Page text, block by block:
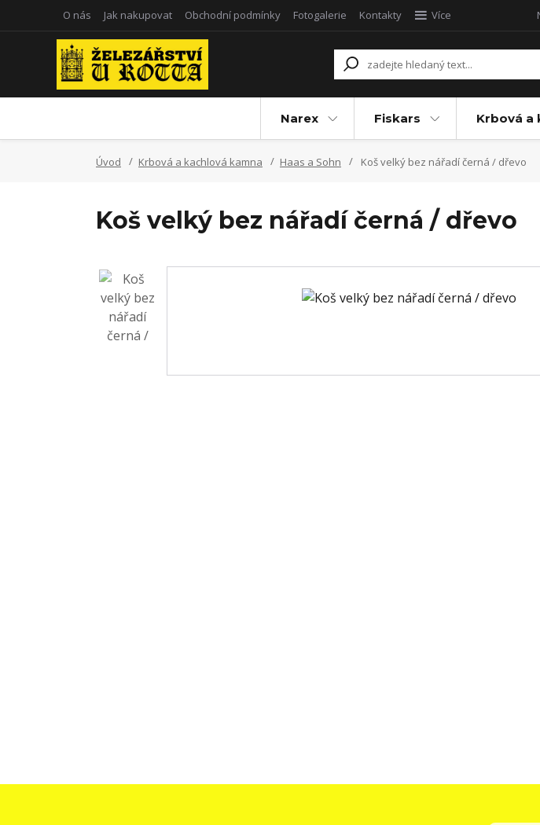
O nás Jak nakupovat Obchodní podmínky Fotogalerie Kontakty Více
Narex Fiskars Krbová a
Úvod Krbová a kachlová kamna Haas a Sohn Koš velký bez nářadí černá / dřevo
Koš velký bez nářadí černá / dřevo